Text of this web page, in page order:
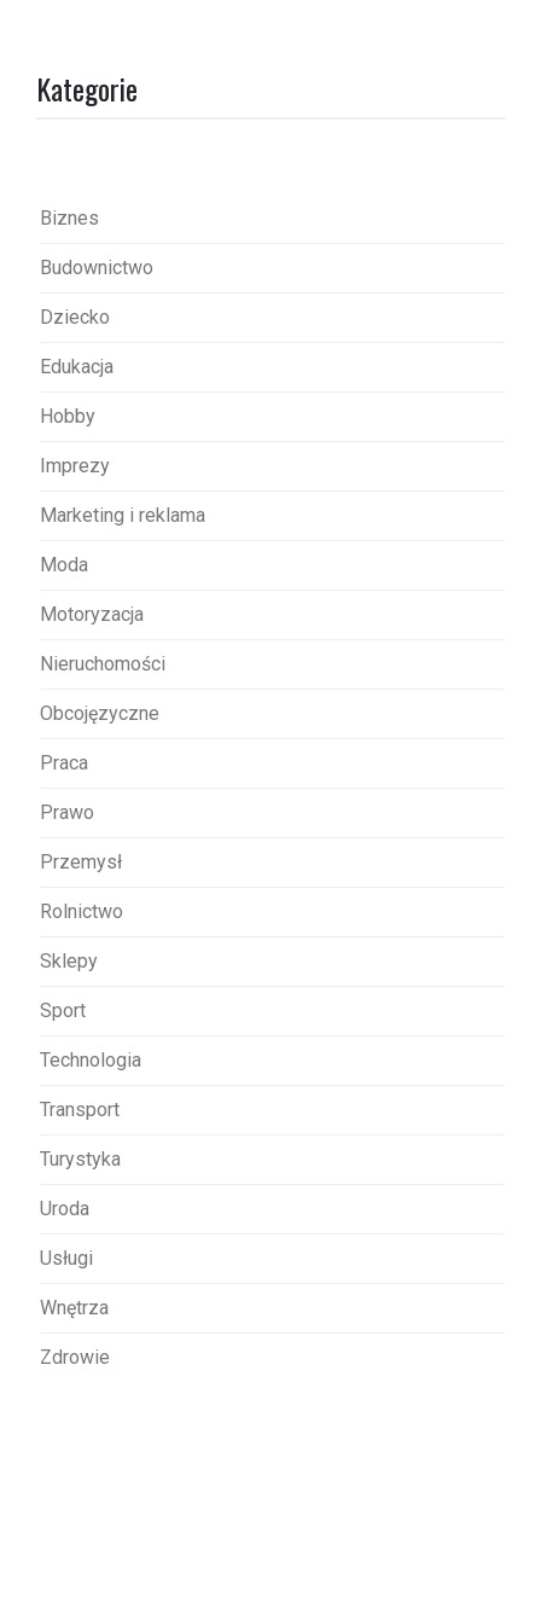
Kategorie
Biznes
Budownictwo
Dziecko
Edukacja
Hobby
Imprezy
Marketing i reklama
Moda
Motoryzacja
Nieruchomości
Obcojęzyczne
Praca
Prawo
Przemysł
Rolnictwo
Sklepy
Sport
Technologia
Transport
Turystyka
Uroda
Usługi
Wnętrza
Zdrowie